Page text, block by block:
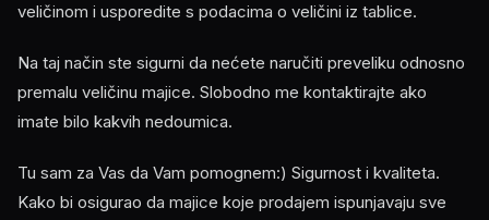
veličinom i usporedite s podacima o veličini iz tablice.
Na taj način ste sigurni da nećete naručiti preveliku odnosno
premalu veličinu majice. Slobodno me kontaktirajte ako
imate bilo kakvih nedoumica.
Tu sam za Vas da Vam pomognem:) Sigurnost i kvaliteta.
Kako bi osigurao da majice koje prodajem ispunjavaju sve